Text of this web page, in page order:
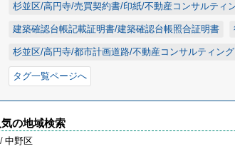
杉並区/高円寺/売買契約書/印紙/不動産コンサルティ
建築確認台帳記載証明書/建築確認台帳照合証明書
杉並区/高円寺/都市計画道路/不動産コンサルティン
タグ一覧ページへ
気の地域検索
/ 中野区